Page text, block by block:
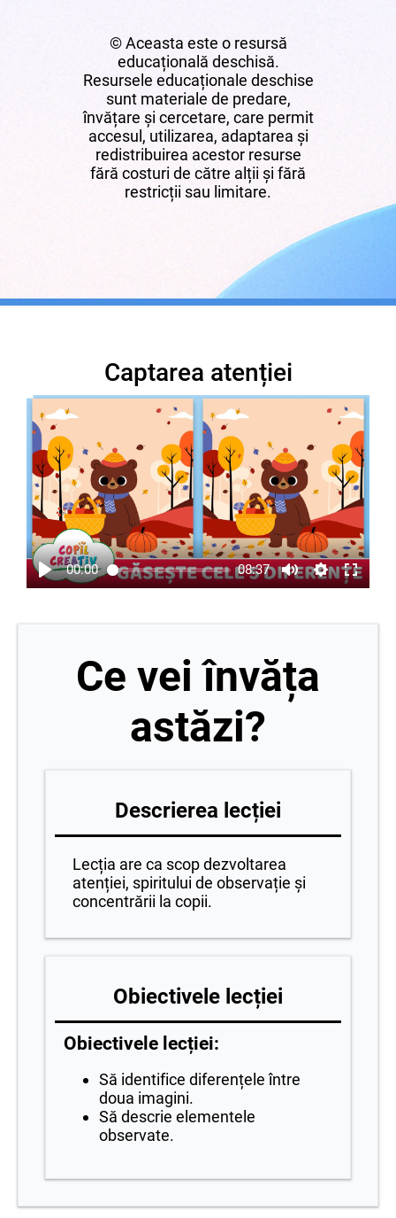
© Aceasta este o resursă
educațională deschisă.
Resursele educaționale deschise
sunt materiale de predare,
învățare și cercetare, care permit
accesul, utilizarea, adaptarea și
redistribuirea acestor resurse
fără costuri de către alții și fără
restricții sau limitare.
Captarea atenției
00:00 08:37
Ce vei învăța
astăzi?
Descrierea lecției
Lecția are ca scop dezvoltarea
atenției, spiritului de observație și
concentrării la copii.
Obiectivele lecției
Obiectivele lecției:
Să identifice diferențele între
doua imagini.
Să descrie elementele
observate.